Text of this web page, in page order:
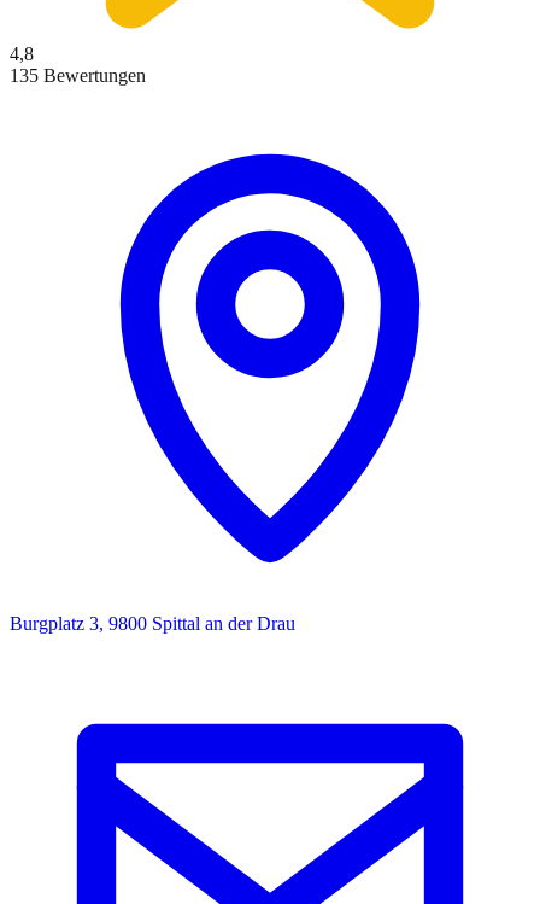
4,8
135 Bewertungen
Burgplatz 3, 9800 Spittal an der Drau